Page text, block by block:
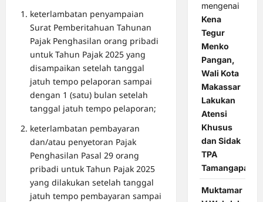
keterlambatan penyampaian
Surat Pemberitahuan Tahunan
Pajak Penghasilan orang pribadi
untuk Tahun Pajak 2025 yang
disampaikan setelah tanggal
jatuh tempo pelaporan sampai
dengan 1 (satu) bulan setelah
tanggal jatuh tempo pelaporan;
keterlambatan pembayaran
dan/atau penyetoran Pajak
Penghasilan Pasal 29 orang
pribadi untuk Tahun Pajak 2025
yang dilakukan setelah tanggal
jatuh tempo pembayaran sampai
mengenai
Kena
Tegur
Menko
Pangan,
Wali Kota
Makassar
Lakukan
Atensi
Khusus
dan Sidak
TPA
Tamangapa
Muktamar